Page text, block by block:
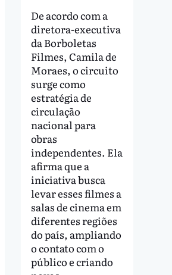
De acordo com a
diretora-executiva
da Borboletas
Filmes, Camila de
Moraes, o circuito
surge como
estratégia de
circulação
nacional para
obras
independentes. Ela
afirma que a
iniciativa busca
levar esses filmes a
salas de cinema em
diferentes regiões
do país, ampliando
o contato com o
público e criando